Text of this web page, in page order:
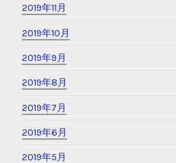
2019年11月
2019年10月
2019年9月
2019年8月
2019年7月
2019年6月
2019年5月